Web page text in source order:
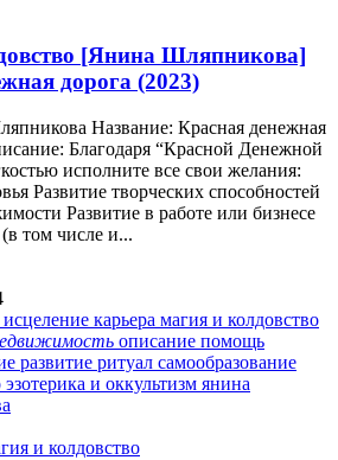
[Янина Шляпникова]
дорога (2023)
Название: Красная денежная
Благодаря “Красной Денежной
исполните все свои желания:
Развитие творческих способностей
Развитие в работе или бизнесе
том числе и...
исцеление карьера магия и колдовство
описание помощь
развитие ритуал самообразование
эзотерика и оккультизм янина
и колдовство